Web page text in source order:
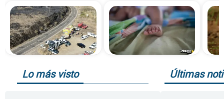
Lo más visto Últimas